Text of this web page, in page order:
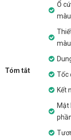
Tóm tắt
Ổ
Tốc
Kết
Mật